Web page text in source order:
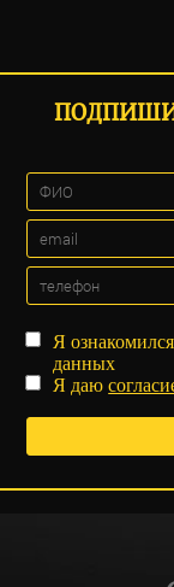
Я
данных
Я даю